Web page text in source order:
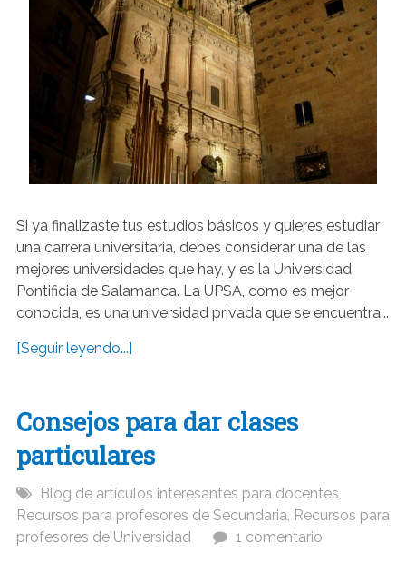
Si ya finalizaste tus estudios básicos y quieres estudiar
una carrera universitaria, debes considerar una de las
mejores universidades que hay, y es la Universidad
Pontificia de Salamanca. La UPSA, como es mejor
conocida, es una universidad privada que se encuentra...
[Seguir leyendo...]
Consejos para dar clases
particulares
Blog de artículos interesantes para docentes
Recursos para profesores de Secundaria Recursos para
profesores de Universidad
1 comentario